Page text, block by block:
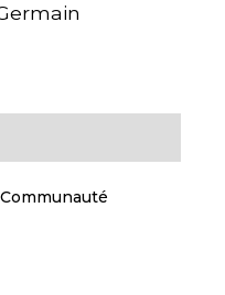
Communauté